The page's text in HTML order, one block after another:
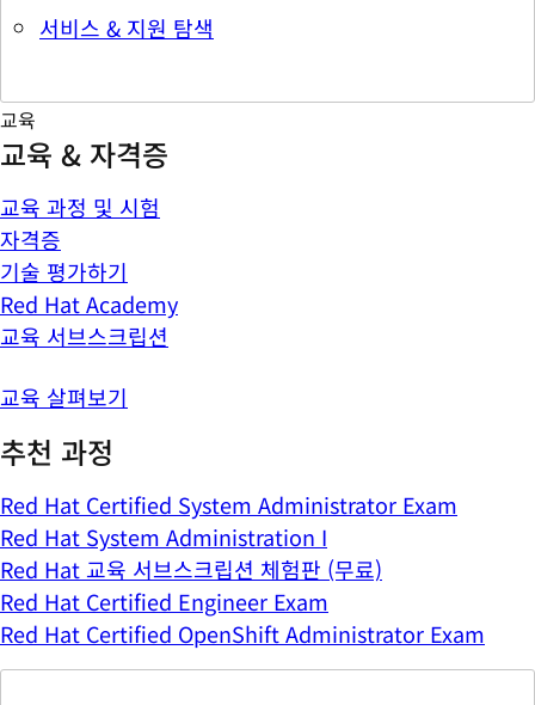
서비스 & 지원 탐색
교육
교육 & 자격증
교육 과정 및 시험
자격증
기술 평가하기
Red Hat Academy
교육 서브스크립션
교육 살펴보기
추천 과정
Red Hat Certified System Administrator Exam
Red Hat System Administration I
Red Hat 교육 서브스크립션 체험판 (무료)
Red Hat Certified Engineer Exam
Red Hat Certified OpenShift Administrator Exam